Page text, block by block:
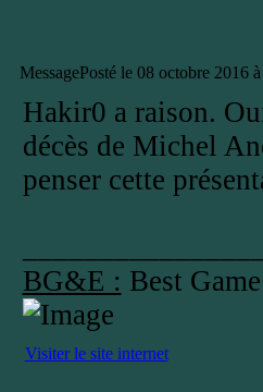
MessagePosté le 08 octobre 2016
Hakir0 a raison.
décès de Michel
penser cette
BG&E : Best
Visiter le site internet